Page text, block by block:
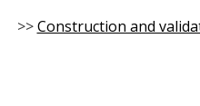
>>Construction and